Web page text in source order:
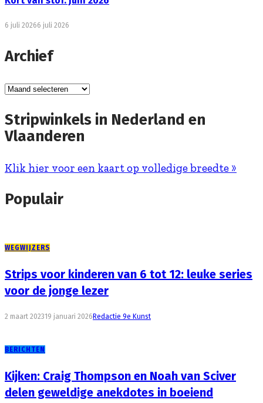
6 juli 20266 juli 2026
Archief
Archief
Stripwinkels in Nederland en
Vlaanderen
Klik hier voor een kaart op volledige breedte »
Populair
WEGWIJZERS
Strips voor kinderen van 6 tot 12: leuke series
voor de jonge lezer
2 maart 202319 januari 2026 Redactie 9e Kunst
BERICHTEN
Kijken: Craig Thompson en Noah van Sciver
delen geweldige anekdotes in boeiend